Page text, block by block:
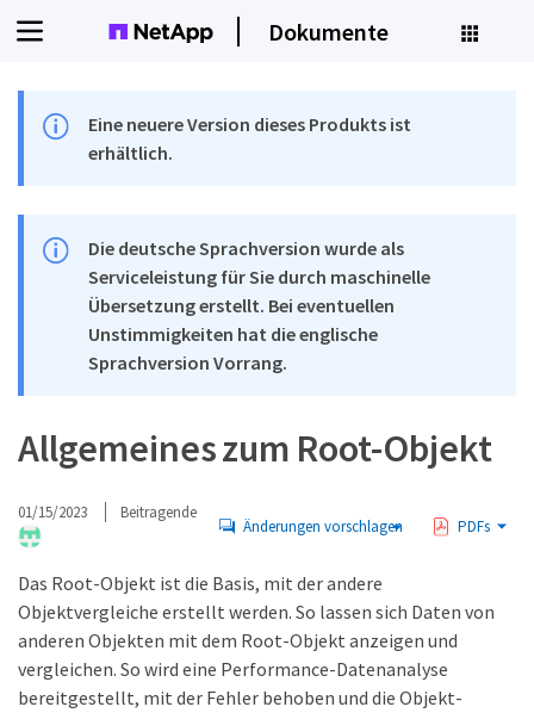
Dokumente
Eine neuere Version dieses Produkts ist
erhältlich.
Die deutsche Sprachversion wurde als
Serviceleistung für Sie durch maschinelle
Übersetzung erstellt. Bei eventuellen
Unstimmigkeiten hat die englische
Sprachversion Vorrang.
Allgemeines zum Root-Objekt
01/15/2023 Beitragende
Änderungen vorschlagen PDFs
Das Root-Objekt ist die Basis, mit der andere
Objektvergleiche erstellt werden. So lassen sich Daten von
anderen Objekten mit dem Root-Objekt anzeigen und
vergleichen. So wird eine Performance-Datenanalyse
bereitgestellt, mit der Fehler behoben und die Objekt-